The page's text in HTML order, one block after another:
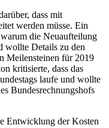
dass mit
werden müsse. Ein
die Neuaufteilung
wollte Details zu den
Meilensteinen für 2019
kritisierte, dass das
laufe und wollte
Bundesrechnungshofs
Entwicklung der Kosten